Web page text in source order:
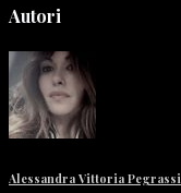
Autori
Alessandra Vittoria Pegrassi